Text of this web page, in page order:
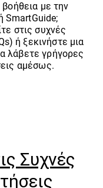
με την
SmartGuide;
στις συχνές
ή ξεκινήστε μια
λάβετε γρήγορες
αμέσως.
Συχνές